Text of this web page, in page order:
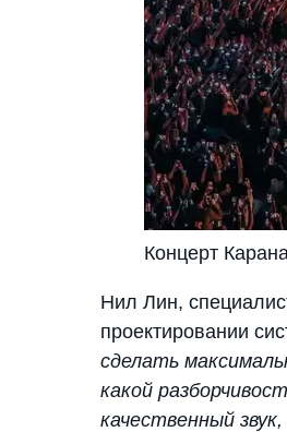
Концерт
Нил Лин,
проектировании
сделать
какой
качественный